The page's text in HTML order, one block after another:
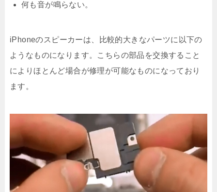
何も音が鳴らない。
iPhoneのスピーカーは、比較的大きなパーツに以下の
ようなものになります。こちらの部品を交換すること
によりほとんど場合が修理が可能なものになっており
ます。